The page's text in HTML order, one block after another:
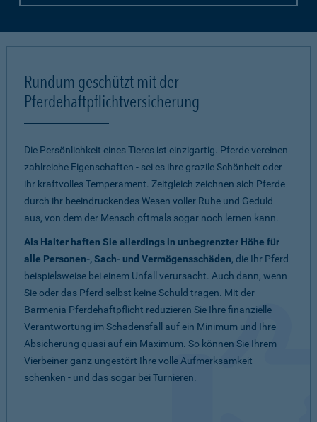
Rundum geschützt mit der
Pferdehaftpflichtversicherung
Die Persönlichkeit eines Tieres ist einzigartig. Pferde vereinen
zahlreiche Eigenschaften - sei es ihre grazile Schönheit oder
ihr kraftvolles Temperament. Zeitgleich zeichnen sich Pferde
durch ihr beeindruckendes Wesen voller Ruhe und Geduld
aus, von dem der Mensch oftmals sogar noch lernen kann.
Als Halter haften Sie allerdings in unbegrenzter Höhe für
alle Personen-, Sach- und Vermögensschäden, die Ihr Pferd
beispielsweise bei einem Unfall verursacht. Auch dann, wenn
Sie oder das Pferd selbst keine Schuld tragen. Mit der
Barmenia Pferdehaftpflicht reduzieren Sie Ihre finanzielle
Verantwortung im Schadensfall auf ein Minimum und Ihre
Absicherung quasi auf ein Maximum. So können Sie Ihrem
Vierbeiner ganz ungestört Ihre volle Aufmerksamkeit
schenken - und das sogar bei Turnieren.